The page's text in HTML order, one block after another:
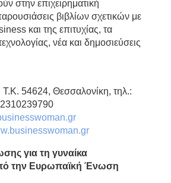
στην επιχειρηματική
βιβλίων σχετικών με
και της επιτυχίας, τα
νέα και δημοσιεύσεις
54624, Θεσσαλονίκη, τηλ.:
για τη γυναίκα
την Ευρωπαϊκή Ένωση